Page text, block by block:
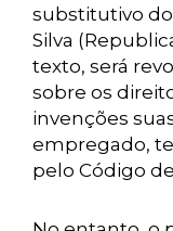
substitutivo
Silva
texto, será
sobre os
invenções
empregado,
pelo Código